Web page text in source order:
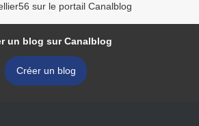
sur le portail Canalblog
un blog sur Canalblog
Créer un blog